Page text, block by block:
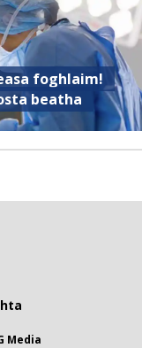
foghlaim!
beatha
Media